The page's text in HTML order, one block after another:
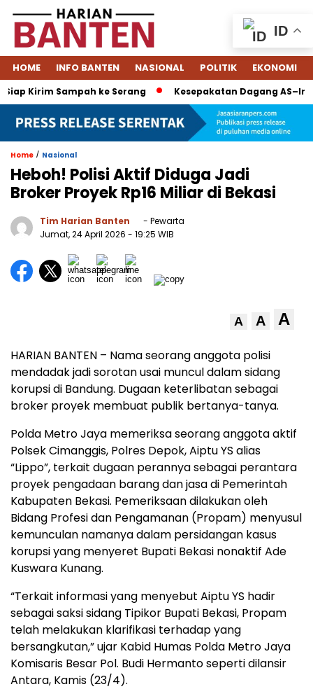
HOME INFO BANTEN NASIONAL POLITIK EKONOMI
Kirim Sampah ke Serang Kesepakatan Dagang
Home / Nasional
Heboh! Polisi Aktif Diduga Jadi
Broker Proyek Rp16 Miliar di Bekasi
Tim Harian Banten
- Pewarta
Jumat, 24 April 2026 - 19:25 WIB
A A A
HARIAN BANTEN – Nama seorang anggota polisi
mendadak jadi sorotan usai muncul dalam sidang
korupsi di Bandung. Dugaan keterlibatan sebagai
broker proyek membuat publik bertanya-tanya.
Polda Metro Jaya memeriksa seorang anggota aktif
Polsek Cimanggis, Polres Depok, Aiptu YS alias
“Lippo”, terkait dugaan perannya sebagai perantara
proyek pengadaan barang dan jasa di Pemerintah
Kabupaten Bekasi. Pemeriksaan dilakukan oleh
Bidang Profesi dan Pengamanan (Propam) menyusul
kemunculan namanya dalam persidangan kasus
korupsi yang menyeret Bupati Bekasi nonaktif Ade
Kuswara Kunang.
“Terkait informasi yang menyebut Aiptu YS hadir
sebagai saksi sidang Tipikor Bupati Bekasi, Propam
telah melakukan klarifikasi terhadap yang
bersangkutan,” ujar Kabid Humas Polda Metro Jaya
Komisaris Besar Pol. Budi Hermanto seperti dilansir
Antara, Kamis (23/4).
ID